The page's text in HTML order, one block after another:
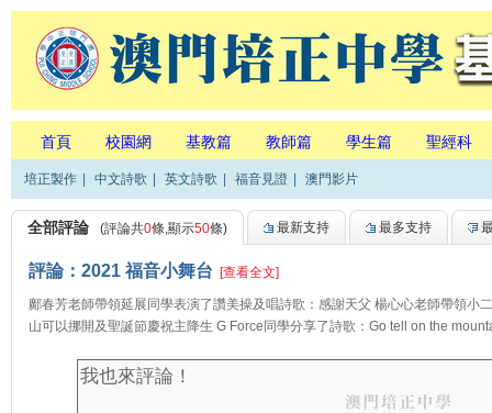
首頁 校園網 基教篇 教師篇 學生篇 聖經科
培正製作 中文詩歌 英文詩歌 福音見證 澳門影片
全部評論 (評論共0條,顯示50條) 最新支持 最多支持
評論：2021 福音小舞台 [查看全文]
鄺春芳老師帶領延展同學表演了讚美操及唱詩歌：感謝天父 楊心心老師帶領小
山可以挪開及聖誕節慶祝主降生 G Force同學分享了詩歌：Go tell on the